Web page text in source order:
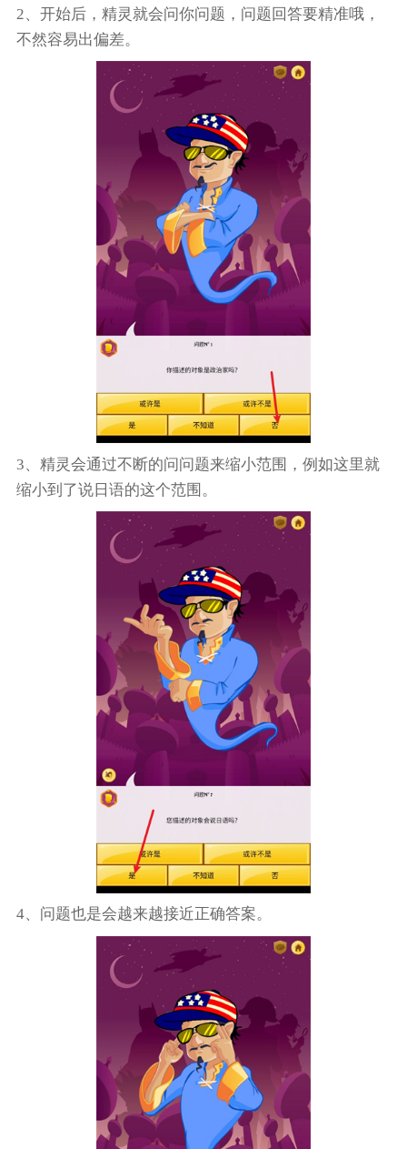
2、开始后，精灵就会问你问题，问题回答要精准哦，
不然容易出偏差。
3、精灵会通过不断的问问题来缩小范围，例如这里就
缩小到了说日语的这个范围。
4、问题也是会越来越接近正确答案。